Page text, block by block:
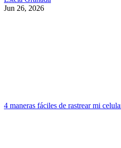
Jun 26, 2026
4 maneras fáciles de rastrear mi